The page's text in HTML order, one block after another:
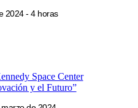
2024 - 4 horas
Space Center
y el Futuro”